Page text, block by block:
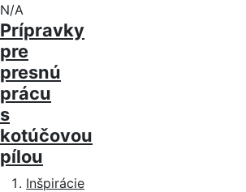
N/A
Prípravky
pre
presnú
prácu
s
kotúčovou
pílou
Inšpirácie